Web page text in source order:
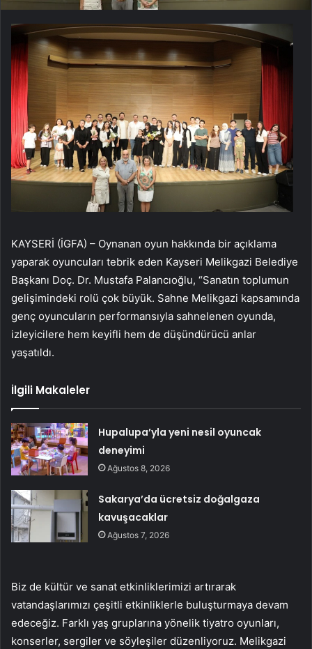
KAYSERİ (İGFA) – Oynanan oyun hakkında bir açıklama
yaparak oyuncuları tebrik eden Kayseri Melikgazi Belediye
Başkanı Doç. Dr. Mustafa Palancıoğlu, “Sanatın toplumun
gelişimindeki rolü çok büyük. Sahne Melikgazi kapsamında
genç oyuncuların performansıyla sahnelenen oyunda,
izleyicilere hem keyifli hem de düşündürücü anlar
yaşatıldı.
İlgili Makaleler
Hupalupa’yla yeni nesil oyuncak
deneyimi
Ağustos 8, 2026
Sakarya’da ücretsiz doğalgaza
kavuşacaklar
Ağustos 7, 2026
Biz de kültür ve sanat etkinliklerimizi artırarak
vatandaşlarımızı çeşitli etkinliklerle buluşturmaya devam
edeceğiz. Farklı yaş gruplarına yönelik tiyatro oyunları,
konserler, sergiler ve söyleşiler düzenliyoruz. Melikgazi